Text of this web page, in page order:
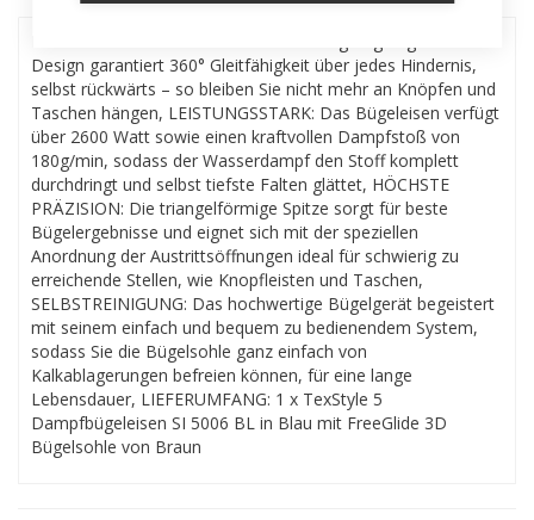
Design garantiert 360° Gleitfähigkeit über jedes Hindernis,
selbst rückwärts – so bleiben Sie nicht mehr an Knöpfen und
Taschen hängen, LEISTUNGSSTARK: Das Bügeleisen verfügt
über 2600 Watt sowie einen kraftvollen Dampfstoß von
180g/min, sodass der Wasserdampf den Stoff komplett
durchdringt und selbst tiefste Falten glättet, HÖCHSTE
PRÄZISION: Die triangelförmige Spitze sorgt für beste
Bügelergebnisse und eignet sich mit der speziellen
Anordnung der Austrittsöffnungen ideal für schwierig zu
erreichende Stellen, wie Knopfleisten und Taschen,
SELBSTREINIGUNG: Das hochwertige Bügelgerät begeistert
mit seinem einfach und bequem zu bedienendem System,
sodass Sie die Bügelsohle ganz einfach von
Kalkablagerungen befreien können, für eine lange
Lebensdauer, LIEFERUMFANG: 1 x TexStyle 5
Dampfbügeleisen SI 5006 BL in Blau mit FreeGlide 3D
Bügelsohle von Braun